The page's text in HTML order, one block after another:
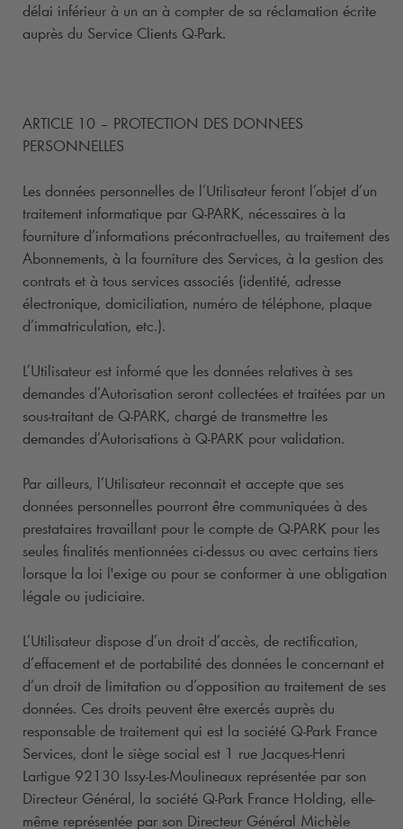
délai inférieur à un an à compter de sa réclamation écrite
auprès du Service Clients Q-Park.
ARTICLE 10 – PROTECTION DES DONNEES
PERSONNELLES
Les données personnelles de l’Utilisateur feront l’objet d’un
traitement informatique par Q-PARK, nécessaires à la
fourniture d’informations précontractuelles, au traitement des
Abonnements, à la fourniture des Services, à la gestion des
contrats et à tous services associés (identité, adresse
électronique, domiciliation, numéro de téléphone, plaque
d’immatriculation, etc.).
L’Utilisateur est informé que les données relatives à ses
demandes d’Autorisation seront collectées et traitées par un
sous-traitant de Q-PARK, chargé de transmettre les
demandes d’Autorisations à Q-PARK pour validation.
Par ailleurs, l’Utilisateur reconnait et accepte que ses
données personnelles pourront être communiquées à des
prestataires travaillant pour le compte de Q-PARK pour les
seules finalités mentionnées ci-dessus ou avec certains tiers
lorsque la loi l'exige ou pour se conformer à une obligation
légale ou judiciaire.
L’Utilisateur dispose d’un droit d’accès, de rectification,
d’effacement et de portabilité des données le concernant et
d’un droit de limitation ou d’opposition au traitement de ses
données. Ces droits peuvent être exercés auprès du
responsable de traitement qui est la société Q-Park France
Services, dont le siège social est 1 rue Jacques-Henri
Lartigue 92130 Issy-Les-Moulineaux représentée par son
Directeur Général, la société Q-Park France Holding, elle-
même représentée par son Directeur Général Michèle